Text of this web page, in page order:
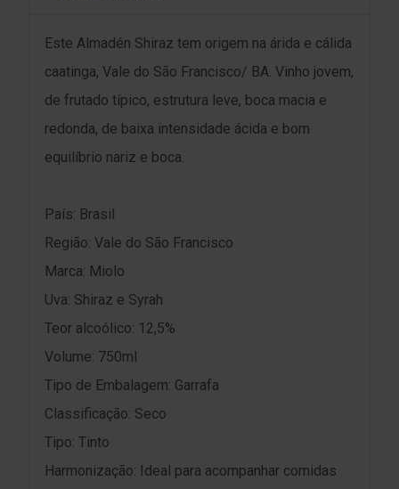
Este Almadén Shiraz tem origem na árida e cálida
caatinga, Vale do São Francisco/ BA. Vinho jovem,
de frutado típico, estrutura leve, boca macia e
redonda, de baixa intensidade ácida e bom
equilíbrio nariz e boca.
País: Brasil
Região: Vale do São Francisco
Marca: Miolo
Uva: Shiraz e Syrah
Teor alcoólico: 12,5%
Volume: 750ml
Tipo de Embalagem: Garrafa
Classificação: Seco
Tipo: Tinto
Harmonização: Ideal para acompanhar comidas